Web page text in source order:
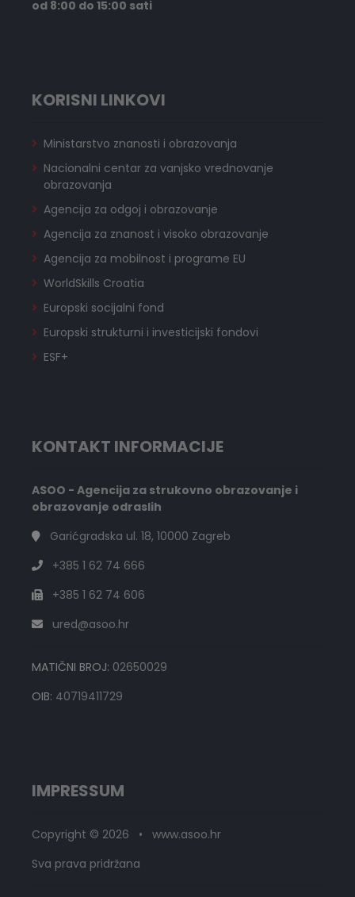
od 8:00 do 15:00 sati
KORISNI LINKOVI
Ministarstvo znanosti i obrazovanja
Nacionalni centar za vanjsko vrednovanje
obrazovanja
Agencija za odgoj i obrazovanje
Agencija za znanost i visoko obrazovanje
Agencija za mobilnost i programe EU
WorldSkills Croatia
Europski socijalni fond
Europski strukturni i investicijski fondovi
ESF+
KONTAKT INFORMACIJE
ASOO - Agencija za strukovno obrazovanje i
obrazovanje odraslih
Garićgradska ul. 18, 10000 Zagreb
+385 1 62 74 666
+385 1 62 74 606
ured@asoo.hr
MATIČNI BROJ: 02650029
OIB: 40719411729
IMPRESSUM
Copyright © 2026 • www.asoo.hr
Sva prava pridržana